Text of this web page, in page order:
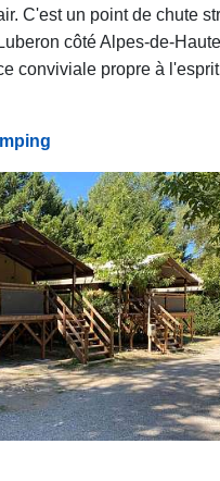
C'est un point de chute
côté Alpes-de-
conviviale propre à